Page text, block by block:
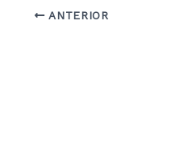
ANTERIOR